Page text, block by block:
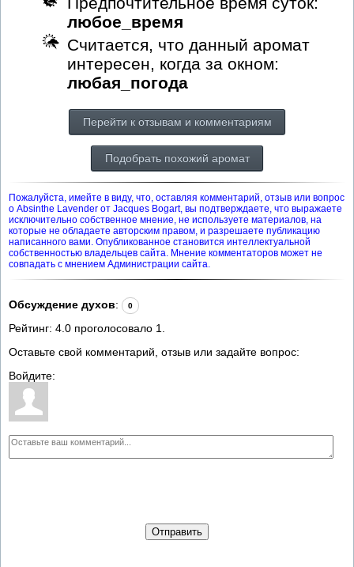
любое_время
Считается, что данный аромат
интересен, когда за окном:
любая_погода
Перейти к отзывам и комментариям
Подобрать похожий аромат
Пожалуйста, имейте в виду, что, оставляя комментарий, отзыв или вопрос
о Absinthe Lavender от Jacques Bogart, вы подтверждаете, что выражаете
исключительно собственное мнение, не используете материалов, на
которые не обладаете авторским правом, и разрешаете публикацию
написанного вами. Опубликованное становится интеллектуальной
собственностью владельцев сайта. Мнение комментаторов может не
совпадать с мнением Администрации сайта.
Обсуждение духов: 0
Рейтинг: 4.0 проголосовало 1
Оставьте свой комментарий, отзыв или задайте вопрос:
Войдите:
Отправить